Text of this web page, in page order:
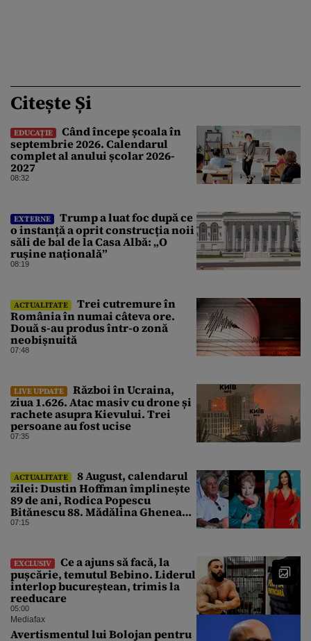
Citește Și
EDUCAȚIE
Când începe școala în
septembrie 2026. Calendarul
complet al anului școlar 2026-
2027
08:32
EXTERNE
Trump a luat foc după ce
o instanță a oprit construcția noii
săli de bal de la Casa Albă: „O
rușine națională”
08:19
ACTUALITATE
Trei cutremure în
România în numai câteva ore.
Două s-au produs într-o zonă
neobișnuită
07:48
LIVE UPDATE
Război în Ucraina,
ziua 1.626. Atac masiv cu drone și
rachete asupra Kievului. Trei
persoane au fost ucise
07:35
ACTUALITATE
8 August, calendarul
zilei: Dustin Hoffman împlinește
89 de ani, Rodica Popescu
Bitănescu 88. Mădălina Ghenea
face 39 de ani
07:15
EXCLUSIV
Ce a ajuns să facă, la
pușcărie, temutul Bebino. Liderul
interlop bucureștean, trimis la
reeducare
05:00
Mediafax
Avertismentul lui Bolojan pentru